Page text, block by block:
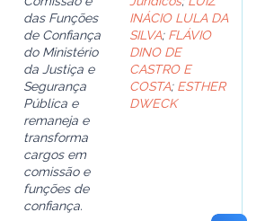
das Funções
de Confiança
do Ministério
da Justiça e
Segurança
Pública e
remaneja e
transforma
cargos em
comissão e
funções de
confiança.
INÁCIO LULA DA
SILVA; FLÁVIO
DINO DE
CASTRO E
COSTA; ESTHER
DWECK